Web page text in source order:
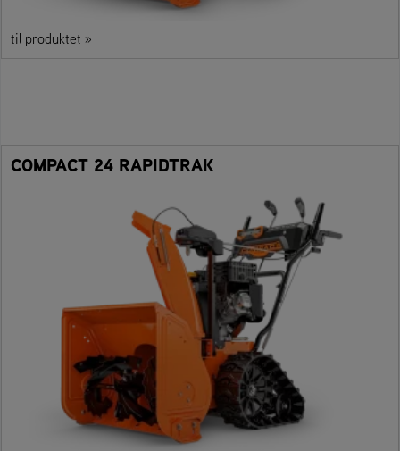
til produktet »
COMPACT 24 RAPIDTRAK